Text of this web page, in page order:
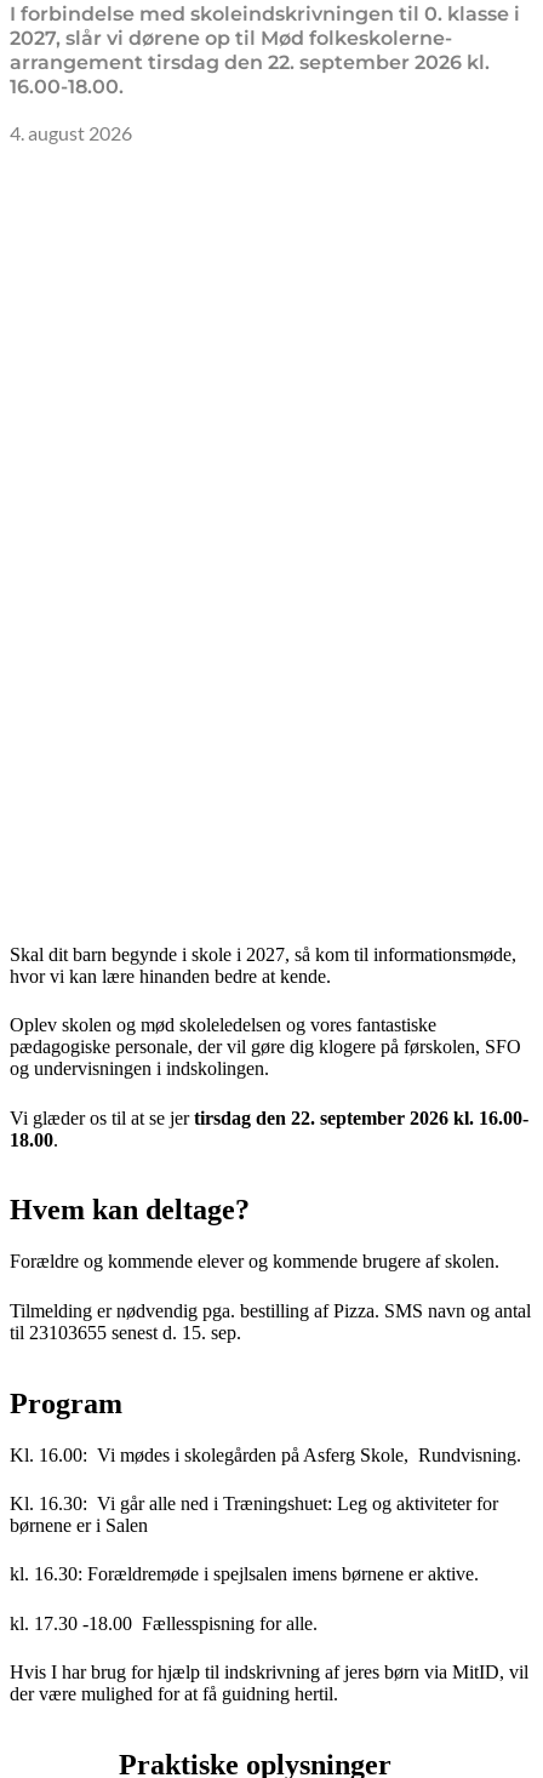
I forbindelse med skoleindskrivningen til 0. klasse i
2027, slår vi dørene op til Mød folkeskolerne-
arrangement tirsdag den 22. september 2026 kl.
16.00-18.00.
4. august 2026
Skal dit barn begynde i skole i 2027, så kom til informationsmøde,
hvor vi kan lære hinanden bedre at kende.
Oplev skolen og mød skoleledelsen og vores fantastiske
pædagogiske personale, der vil gøre dig klogere på førskolen, SFO
og undervisningen i indskolingen.
Vi glæder os til at se jertirsdag den 22. september 2026 kl. 16.00-
18.00.
Hvem kan deltage?
Forældre og kommende elever og kommende brugere af skolen.
Tilmelding er nødvendig pga. bestilling af Pizza. SMS navn og antal
til 23103655 senest d. 15. sep.
Program
Kl. 16.00: Vi mødes i skolegården på Asferg Skole, Rundvisning.
Kl. 16.30: Vi går alle ned i Træningshuet: Leg og aktiviteter for
børnene er i Salen
kl. 16.30: Forældremøde i spejlsalen imens børnene er aktive.
kl. 17.30 -18.00 Fællesspisning for alle.
Hvis I har brug for hjælp til indskrivning af jeres børn via MitID, vil
der være mulighed for at få guidning hertil.
Praktiske oplysninger